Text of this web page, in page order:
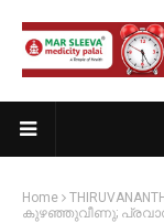
Home
കുഴഞ്ഞുവീണു;